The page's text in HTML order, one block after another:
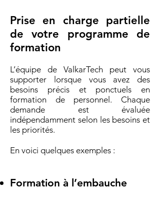
Prise en charge partielle
de votre programme de
formation
L’équipe de ValkarTech peut vous
supporter lorsque vous avez des
besoins précis et ponctuels en
formation de personnel. Chaque
demande est évaluée
indépendamment selon les besoins et
les priorités.
En voici quelques exemples :
Formation à l’embauche